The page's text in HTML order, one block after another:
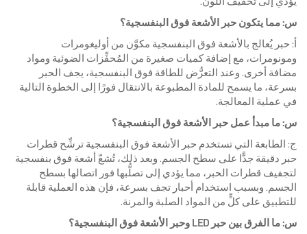
س: مما يتكون حبر الأشعة فوق البنفسجية؟
أ: حبر يُعالج بالأشعة فوق البنفسجية مكوَّن من أوليغومرات
ومونومرات، مع إضافة كميات صغيرة من المُحفِّزات الضوئية ومواد
مضافة أخرى. وعند التعرُّض للطاقة فوق البنفسجية، يجف الحبر
بسرعة، ما يسمح للمادة المطبوعة بالانتقال فورًا إلى الخطوة التالية
في عملية المعالجة.
س: ما مبدأ عمل حبر الأشعة فوق البنفسجية؟
ج: الطابعة التي تستخدم حبر الأشعة فوق البنفسجية ترشِّح قطرات
حبر دقيقة جدًّا على سطح الجسم. وبعد ذلك، تُشعّ أشعة فوق بنفسجية
لتجفيف قطرات الحبر، مما يؤدي إلى تصلُّبها فور اتصالها بسطح
الجسم. وبسبب استخدام أحبار تجف بسرعة، فإن هذه العملية قابلة
للتطبيق على كلٍّ من المواد الصلبة والمرنة.
س: ما الفرق بين حبر LED وحبر الأشعة فوق البنفسجية؟